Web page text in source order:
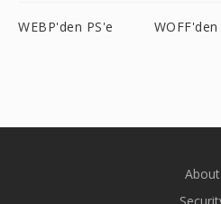
WEBP'den PS'e WOFF'den
About